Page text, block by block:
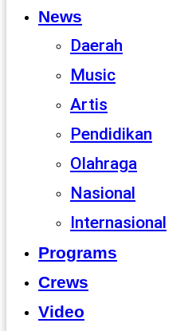
News
Daerah
Music
Artis
Pendidikan
Olahraga
Nasional
Internasional
Programs
Crews
Video